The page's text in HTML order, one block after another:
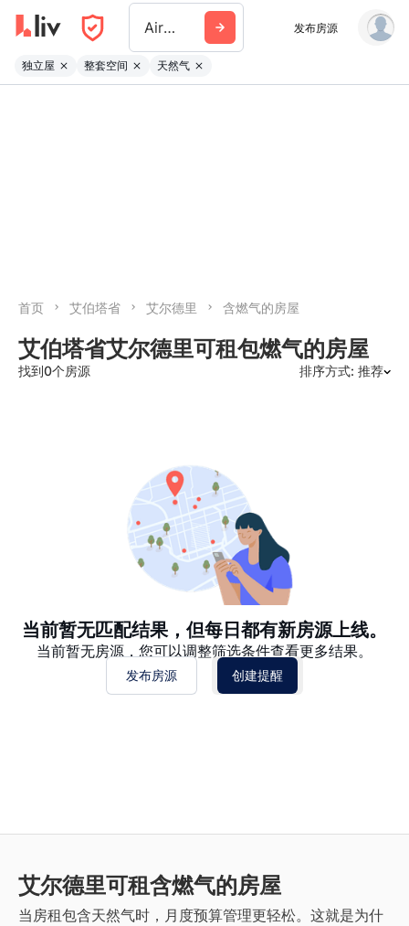
Airdrie 发布房源
独立屋 整套空间 天然气
首页 艾伯塔省 艾尔德里 含燃气的房屋
艾伯塔省艾尔德里可租包燃气的房屋
找到0个房源 排序方式: 推荐
当前暂无匹配结果，但每日都有新房源上线。
当前暂无房源，您可以调整筛选条件查看更多结果。
发布房源 创建提醒
艾尔德里可租含燃气的房屋
当房租包含天然气时，月度预算管理更轻松。这就是为什